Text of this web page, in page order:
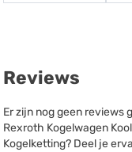
Reviews
Er zijn nog geen reviews
Rexroth Kogelwagen
Kogelketting? Deel je